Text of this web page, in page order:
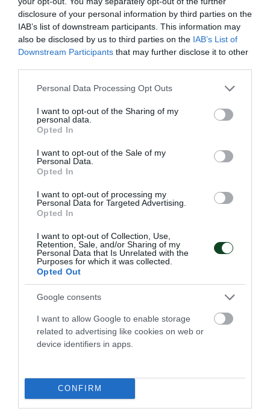
disclosure of your personal information by third parties on the
IAB’s list of downstream participants. This information may
also be disclosed by us to third parties on the IAB’s List of
Downstream Participants that may further disclose it to other
Please note that this website/app uses one or more Google
not limited to your visit or usage behaviour. You may click to
grant or deny consent to Google and its third-party tags to
use your data for below specified purposes in below Google
consent section.
Personal Data Processing Opt Outs
I want to opt-out of the Sharing of my
personal data.
Opted In
I want to opt-out of the Sale of my
Personal Data.
Opted In
I want to opt-out of processing my
Personal Data for Targeted Advertising.
Opted In
I want to opt-out of Collection, Use,
Retention, Sale, and/or Sharing of my
Personal Data that Is Unrelated with the
Purposes for which it was collected.
Opted Out
Google consents
I want to allow Google to enable storage
related to advertising like cookies on web or
device identifiers in apps.
CONFIRM
Με Μάκρα και τη νέα χρονιά!
έναρξη της συνεργασίας του με τον προπονητή της
ανδρικής ομάδας πινγκ πονγκ Λευτέρη Μάκρα.
29.05.2026 ΠΙΝΓΚ ΠΟΝΓΚ ΑΝΔΡΩΝ
ΤΕΛΕΥΤΑΙΑ ΝΕΑ